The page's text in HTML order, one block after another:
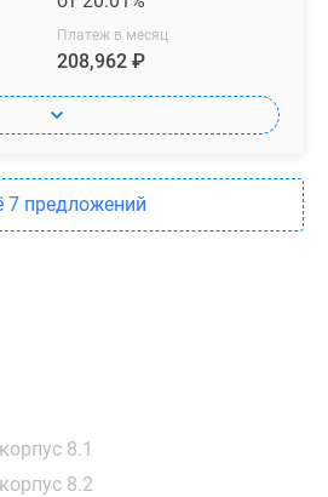
Платеж в месяц
208,962 ₽
7 предложений
корпус 8.1
корпус 8.2